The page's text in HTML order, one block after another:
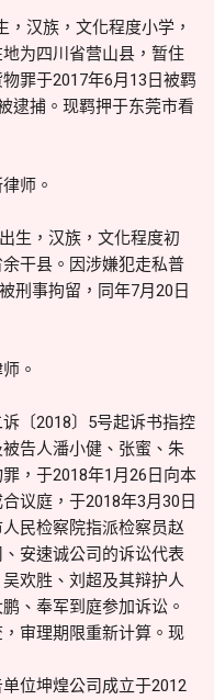
，汉族，文化程度小学，
为四川省营山县，暂住
罪于2017年6月13日被羁
逮捕。现羁押于东莞市看
师。
生，汉族，文化程度初
干县。因涉嫌犯走私普
刑事拘留，同年7月20日
。
〔2018〕5号起诉书指控
告人潘小健、张蜜、朱
，于2018年1月26日向本
议庭，于2018年3月30日
民检察院指派检察员赵
安速诚公司的诉讼代表
欢胜、刘超及其辩护人
、奉军到庭参加诉讼。
审理期限重新计算。现
位坤煌公司成立于2012